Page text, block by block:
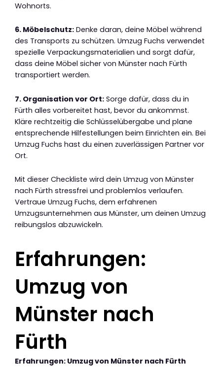
Wohnorts.
6. Möbelschutz: Denke daran, deine Möbel während
des Transports zu schützen. Umzug Fuchs verwendet
spezielle Verpackungsmaterialien und sorgt dafür,
dass deine Möbel sicher von Münster nach Fürth
transportiert werden.
7. Organisation vor Ort: Sorge dafür, dass du in
Fürth alles vorbereitet hast, bevor du ankommst.
Kläre rechtzeitig die Schlüsselübergabe und plane
entsprechende Hilfestellungen beim Einrichten ein. Bei
Umzug Fuchs hast du einen zuverlässigen Partner vor
Ort.
Mit dieser Checkliste wird dein Umzug von Münster
nach Fürth stressfrei und problemlos verlaufen.
Vertraue Umzug Fuchs, dem erfahrenen
Umzugsunternehmen aus Münster, um deinen Umzug
reibungslos abzuwickeln.
Erfahrungen:
Umzug von
Münster nach
Fürth
Erfahrungen: Umzug von Münster nach Fürth